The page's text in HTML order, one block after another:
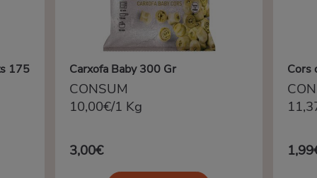
175 Carxofa Baby 300 Gr
CONSUM
10,00€/1 Kg
3,00€
Cors